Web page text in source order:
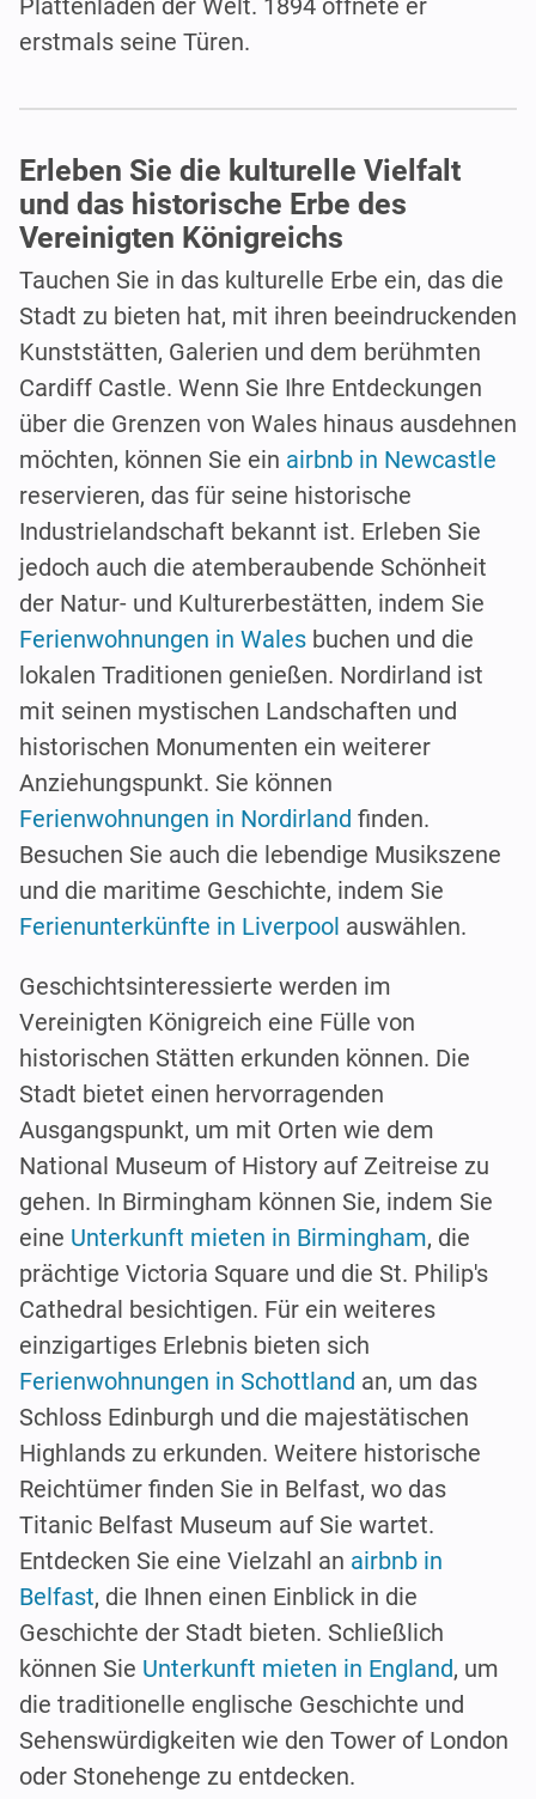
erstmals seine Türen.
Erleben Sie die kulturelle Vielfalt
und das historische Erbe des
Vereinigten Königreichs
Tauchen Sie in das kulturelle Erbe ein, das die
Stadt zu bieten hat, mit ihren beeindruckenden
Kunststätten, Galerien und dem berühmten
Cardiff Castle. Wenn Sie Ihre Entdeckungen
über die Grenzen von Wales hinaus ausdehnen
möchten, können Sie ein airbnb in Newcastle
reservieren, das für seine historische
Industrielandschaft bekannt ist. Erleben Sie
jedoch auch die atemberaubende Schönheit
der Natur- und Kulturerbestätten, indem Sie
Ferienwohnungen in Wales buchen und die
lokalen Traditionen genießen. Nordirland ist
mit seinen mystischen Landschaften und
historischen Monumenten ein weiterer
Anziehungspunkt. Sie können
Ferienwohnungen in Nordirland finden.
Besuchen Sie auch die lebendige Musikszene
und die maritime Geschichte, indem Sie
Ferienunterkünfte in Liverpool auswählen.
Geschichtsinteressierte werden im
Vereinigten Königreich eine Fülle von
historischen Stätten erkunden können. Die
Stadt bietet einen hervorragenden
Ausgangspunkt, um mit Orten wie dem
National Museum of History auf Zeitreise zu
gehen. In Birmingham können Sie, indem Sie
eine Unterkunft mieten in Birmingham, die
prächtige Victoria Square und die St. Philip's
Cathedral besichtigen. Für ein weiteres
einzigartiges Erlebnis bieten sich
Ferienwohnungen in Schottland an, um das
Schloss Edinburgh und die majestätischen
Highlands zu erkunden. Weitere historische
Reichtümer finden Sie in Belfast, wo das
Titanic Belfast Museum auf Sie wartet.
Entdecken Sie eine Vielzahl an airbnb in
Belfast, die Ihnen einen Einblick in die
Geschichte der Stadt bieten. Schließlich
können Sie Unterkunft mieten in England, um
die traditionelle englische Geschichte und
Sehenswürdigkeiten wie den Tower of London
oder Stonehenge zu entdecken.